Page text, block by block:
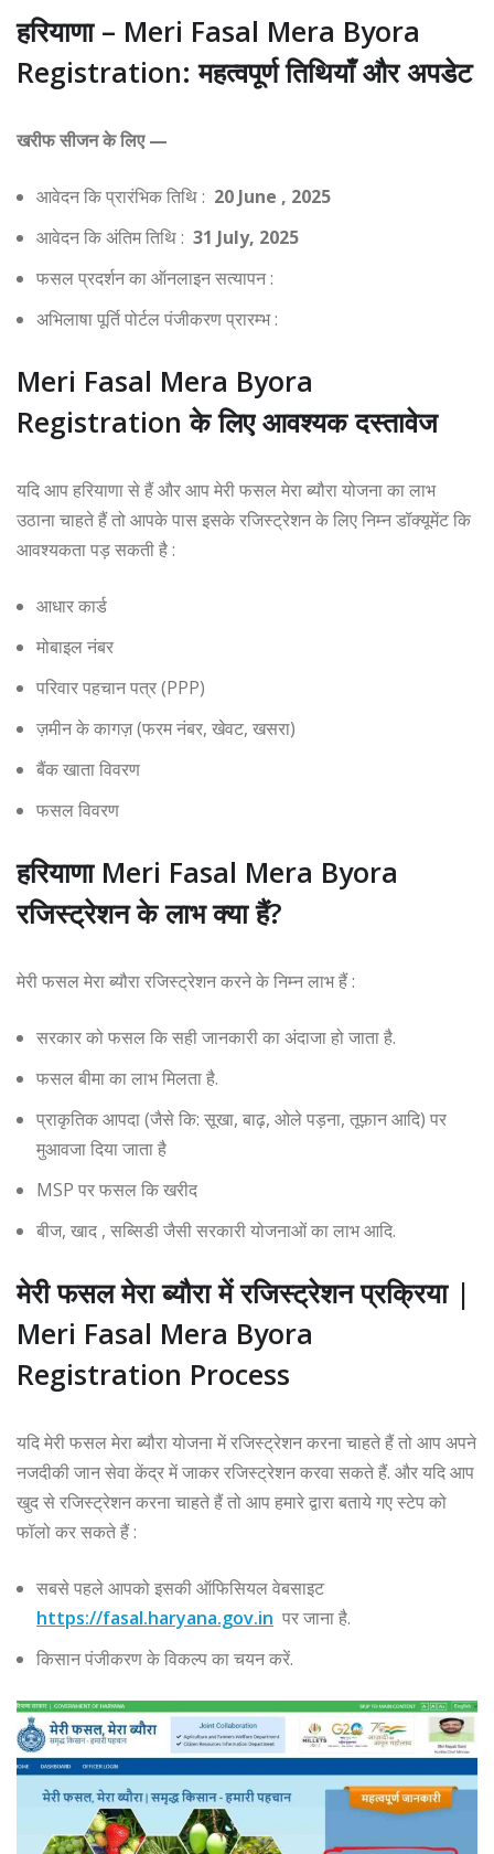
हरियाणा – Meri Fasal Mera Byora
Registration: महत्वपूर्ण तिथियाँ और अपडेट
खरीफ सीजन के लिए —
आवेदन कि प्रारंभिक तिथि : 20 June , 2025
आवेदन कि अंतिम तिथि : 31 July, 2025
फसल प्रदर्शन का ऑनलाइन सत्यापन :
अभिलाषा पूर्ति पोर्टल पंजीकरण प्रारम्भ :
Meri Fasal Mera Byora
Registration के लिए आवश्यक दस्तावेज
यदि आप हरियाणा से हैं और आप मेरी फसल मेरा ब्यौरा योजना का लाभ
उठाना चाहते हैं तो आपके पास इसके रजिस्ट्रेशन के लिए निम्न डॉक्यूमेंट कि
आवश्यकता पड़ सकती है :
आधार कार्ड
मोबाइल नंबर
परिवार पहचान पत्र (PPP)
ज़मीन के कागज़ (फरम नंबर, खेवट, खसरा)
बैंक खाता विवरण
फसल विवरण
हरियाणा Meri Fasal Mera Byora
रजिस्ट्रेशन के लाभ क्या हैं?
मेरी फसल मेरा ब्यौरा रजिस्ट्रेशन करने के निम्न लाभ हैं :
सरकार को फसल कि सही जानकारी का अंदाजा हो जाता है.
फसल बीमा का लाभ मिलता है.
प्राकृतिक आपदा (जैसे कि: सूखा, बाढ़, ओले पड़ना, तूफ़ान आदि) पर
मुआवजा दिया जाता है
MSP पर फसल कि खरीद
बीज, खाद , सब्सिडी जैसी सरकारी योजनाओं का लाभ आदि.
मेरी फसल मेरा ब्यौरा में रजिस्ट्रेशन प्रक्रिया |
Meri Fasal Mera Byora
Registration Process
यदि मेरी फसल मेरा ब्यौरा योजना में रजिस्ट्रेशन करना चाहते हैं तो आप अपने
नजदीकी जान सेवा केंद्र में जाकर रजिस्ट्रेशन करवा सकते हैं. और यदि आप
खुद से रजिस्ट्रेशन करना चाहते हैं तो आप हमारे द्वारा बताये गए स्टेप को
फॉलो कर सकते हैं :
सबसे पहले आपको इसकी ऑफिसियल वेबसाइट
https://fasal.haryana.gov.in पर जाना है.
किसान पंजीकरण के विकल्प का चयन करें.